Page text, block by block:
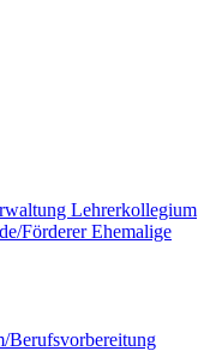
Lehrerkollegium
FördererEhemalige
Berufsvorbereitung